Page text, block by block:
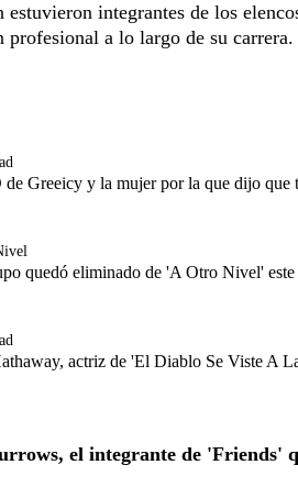
estuvieron integrantes de los
profesional a lo largo de su carrera.
Greeicy y la mujer por la que dijo que
quedó eliminado de 'A Otro Nivel'
actriz de 'El Diablo Se Viste A
el integrante de 'Friends'